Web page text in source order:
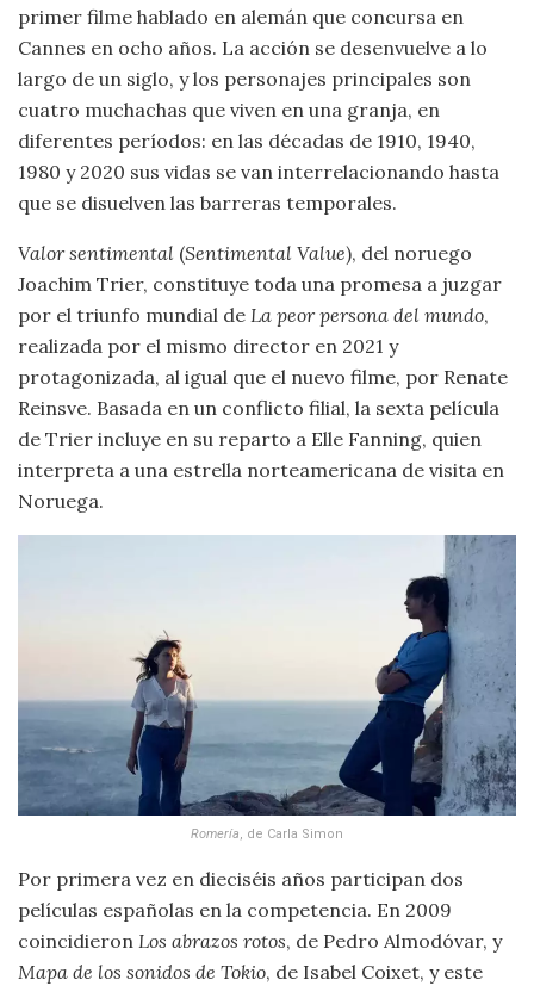
primer filme hablado en alemán que concursa en
Cannes en ocho años. La acción se desenvuelve a lo
largo de un siglo, y los personajes principales son
cuatro muchachas que viven en una granja, en
diferentes períodos: en las décadas de 1910, 1940,
1980 y 2020 sus vidas se van interrelacionando hasta
que se disuelven las barreras temporales.
Valor sentimental (Sentimental Value), del noruego
Joachim Trier, constituye toda una promesa a juzgar
por el triunfo mundial de La peor persona del mundo,
realizada por el mismo director en 2021 y
protagonizada, al igual que el nuevo filme, por Renate
Reinsve. Basada en un conflicto filial, la sexta película
de Trier incluye en su reparto a Elle Fanning, quien
interpreta a una estrella norteamericana de visita en
Noruega.
Romería, de Carla Simon
Por primera vez en dieciséis años participan dos
películas españolas en la competencia. En 2009
coincidieron Los abrazos rotos, de Pedro Almodóvar, y
Mapa de los sonidos de Tokio, de Isabel Coixet, y este